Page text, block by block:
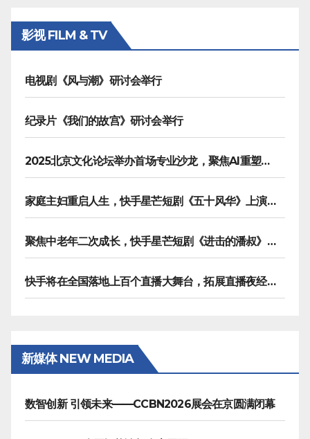
影视 FILM & TV
电视剧《风与潮》研讨会举行
纪录片《我们的故宫》研讨会举行
2025北京文化论坛举办首场专业沙龙，聚焦AI重塑内容生产
家庭主妇重启人生，快手星芒短剧《五十风华》上演中年大女主逆袭
聚焦中老年二次成长，快手星芒短剧《进击的潘叔》诠释银发力量
快手将在全国落地上百个直播大舞台，拓展直播夜经济生态
新媒体 NEW MEDIA
数智创新 引领未来——CCBN2026展会在京圆满闭幕